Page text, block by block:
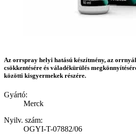
Az orrspray helyi hatású készítmény, az
csökkentésére és váladékürülés
közötti kisgyermekek részére.
Gyártó:
Merck
Nyilv. szám:
OGYI-T-07882/06